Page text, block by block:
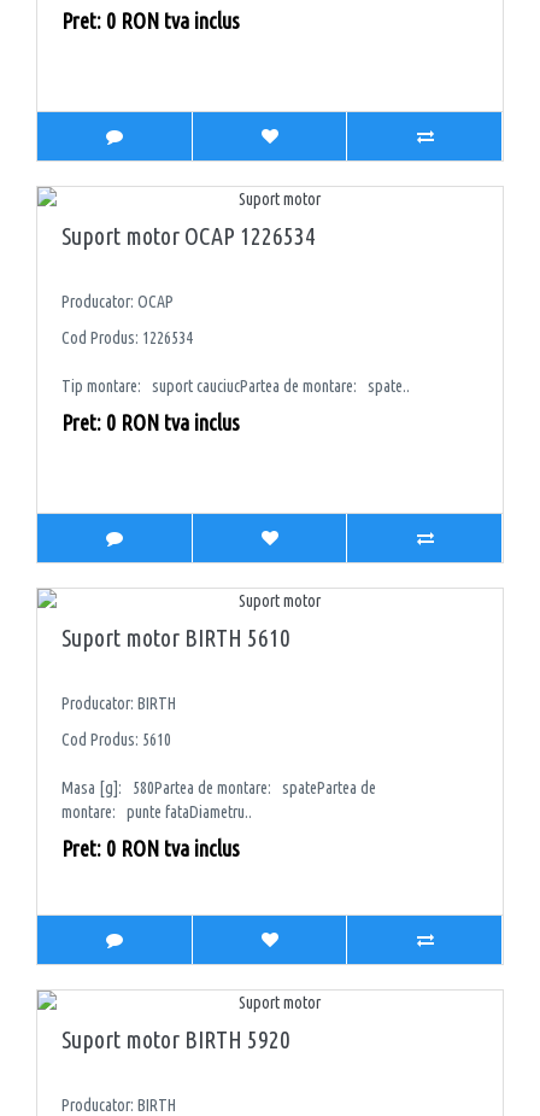
Pret: 0 RON tva inclus
Suport motor OCAP 1226534
Producator: OCAP
Cod Produs: 1226534
Tip montare: suport cauciucPartea de montare: spate..
Pret: 0 RON tva inclus
Suport motor BIRTH 5610
Producator: BIRTH
Cod Produs: 5610
Masa [g]: 580Partea de montare: spatePartea de
montare: punte fataDiametru..
Pret: 0 RON tva inclus
Suport motor BIRTH 5920
Producator: BIRTH